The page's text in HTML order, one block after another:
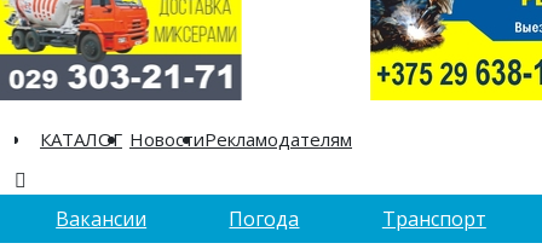
КАТАЛОГ НовостиРекламодателям
Вакансии Погода Транспорт